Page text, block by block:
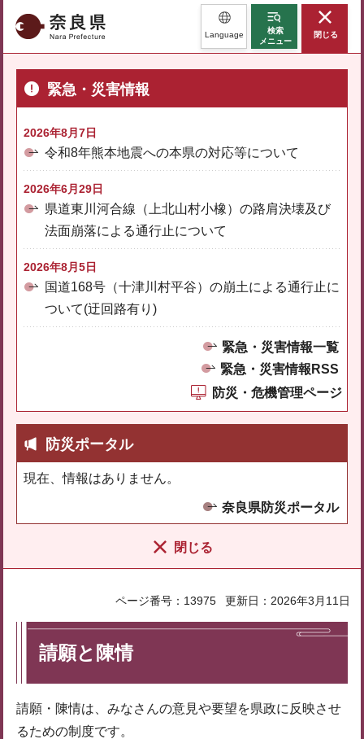
奈良県 Language
検索
メニュー
閉じる
緊急・災害情報
2026年8月7日
令和8年熊本地震への本県の対応等について
2026年6月29日
県道東川河合線（上北山村小橡）の路肩決壊及び
法面崩落による通行止について
2026年8月5日
国道168号（十津川村平谷）の崩土による通行止に
ついて(迂回路有り)
緊急・災害情報一覧
緊急・災害情報RSS
防災・危機管理ページ
防災ポータル
現在、情報はありません。
奈良県防災ポータル
閉じる
ページ番号：13975 更新日：2026年3月11日
請願と陳情
請願・陳情は、みなさんの意見や要望を県政に反映させ
るための制度です。